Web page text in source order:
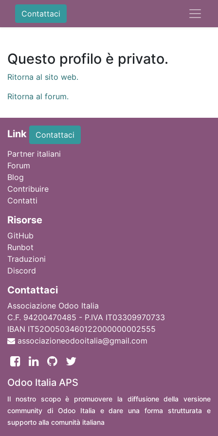
Contattaci
Questo profilo è privato.
Ritorna al sito web.
Ritorna al forum.
Link
Contattaci
Partner italiani
Forum
Blog
Contribuire
Contatti
Risorse
GitHub
Runbot
Traduzioni
Discord
Contattaci
Associazione Odoo Italia
C.F. 94200470485 - P.IVA IT03309970733
IBAN IT52O0503460122000000002555
associazioneodooitalia@gmail.com
Odoo Italia APS
Il nostro scopo è promuovere la diffusione della versione
community di Odoo Italia e dare una forma strutturata e
supporto alla comunità italiana